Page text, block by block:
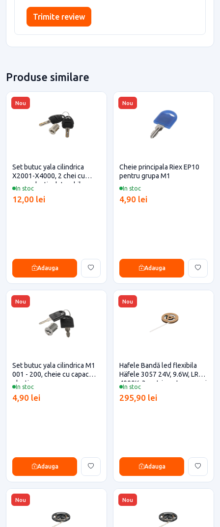
Trimite review
Produse similare
Nou
In stoc
Set butuc yala cilindrica
X2001-X4000, 2 chei cu
capac plastic detasabil
12,00 lei
Adauga
Nou
In stoc
Cheie principala Riex EP10
pentru grupa M1
4,90 lei
Adauga
Nou
In stoc
Set butuc yala cilindrica M1
001 - 200, cheie cu capac
plastic
4,90 lei
Adauga
Nou
In stoc
Hafele Bandă led flexibila
Häfele 3057 24V, 9.6W, LR
4000K, 3 metri pentru casa si
295,90 lei
Adauga
Nou Nou